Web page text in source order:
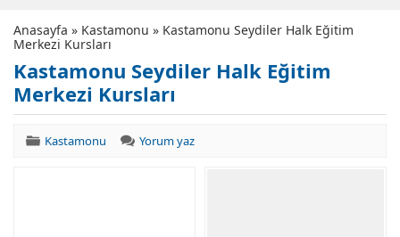
Anasayfa » Kastamonu » Kastamonu Seydiler Halk Eğitim
Merkezi Kursları
Kastamonu Seydiler Halk Eğitim
Merkezi Kursları
Kastamonu Yorum yaz